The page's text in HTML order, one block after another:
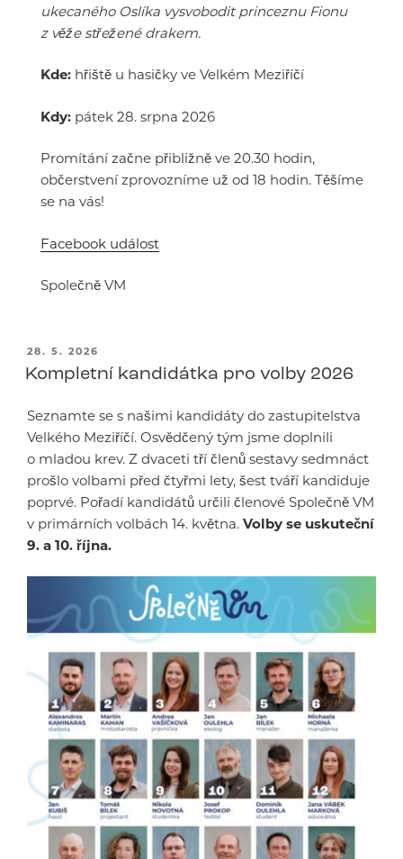
ukecaného Oslíka vysvobodit princeznu Fionu
z věže střežené drakem.
Kde: hřiště u hasičky ve Velkém Meziříčí
Kdy: pátek 28. srpna 2026
Promítání začne přibližně ve 20.30 hodin,
občerstvení zprovozníme už od 18 hodin. Těšíme
se na vás!
Facebook událost
Společně VM
PUBLIKOVÁNO
28. 5. 2026
Kompletní kandidátka pro volby 2026
Seznamte se s našimi kandidáty do zastupitelstva
Velkého Meziříčí. Osvědčený tým jsme doplnili
o mladou krev. Z dvaceti tří členů sestavy sedmnáct
prošlo volbami před čtyřmi lety, šest tváří kandiduje
poprvé. Pořadí kandidátů určili členové Společně VM
v primárních volbách 14. května. Volby se uskuteční
9. a 10. října.